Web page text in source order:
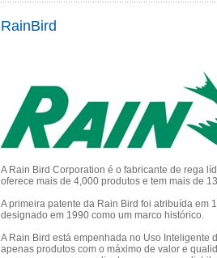
RainBird
A Rain Bird Corporation é o fabricante de rega
oferece mais de 4,000 produtos e tem mais de
A primeira patente da Rain Bird foi atribuída em
designado em 1990 como um marco histórico.
A Rain Bird está empenhada no Uso
apenas produtos com o máximo de valor e